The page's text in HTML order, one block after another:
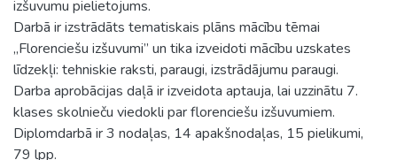
izšuvumu pielietojums.
Darbā ir izstrādāts tematiskais plāns mācību tēmai
„Florenciešu izšuvumi” un tika izveidoti mācību uzskates
līdzekļi: tehniskie raksti, paraugi, izstrādājumu paraugi.
Darba aprobācijas daļā ir izveidota aptauja, lai uzzinātu 7.
klases skolnieču viedokli par florenciešu izšuvumiem.
Diplomdarbā ir 3 nodaļas, 14 apakšnodaļas, 15 pielikumi,
79 lpp.